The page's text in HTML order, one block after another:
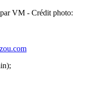
VM - Crédit photo: